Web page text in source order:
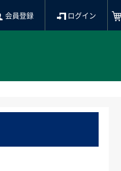
会員登録 ログイン